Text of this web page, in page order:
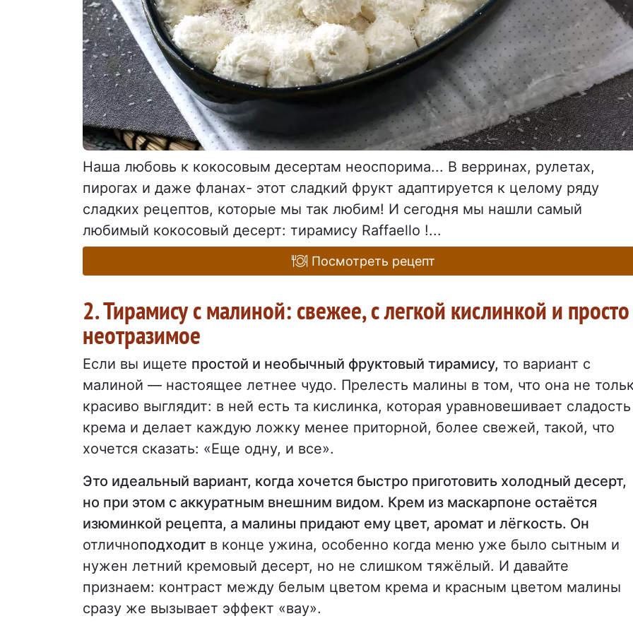
Наша любовь к кокосовым десертам неоспорима... В верринах, рулетах,
пирогах и даже фланах- этот сладкий фрукт адаптируется к целому ряду
сладких рецептов, которые мы так любим! И сегодня мы нашли самый
любимый кокосовый десерт: тирамису Raffaello !...
Посмотреть рецепт
2. Тирамису с малиной: свежее, с легкой кислинкой и просто
неотразимое
Если вы ищете простой и необычный фруктовый тирамису, то вариант с
малиной — настоящее летнее чудо. Прелесть малины в том, что она не
красиво выглядит: в ней есть та кислинка, которая уравновешивает сладость
крема и делает каждую ложку менее приторной, более свежей, такой, что
хочется сказать: «Еще одну, и все».
Это идеальный вариант, когда хочется быстро приготовить холодный десерт,
но при этом с аккуратным внешним видом. Крем из маскарпоне остаётся
изюминкой рецепта, а малины придают ему цвет, аромат и лёгкость. Он
отличноподходит в конце ужина, особенно когда меню уже было сытным и
нужен летний кремовый десерт, но не слишком тяжёлый. И давайте
признаем: контраст между белым цветом крема и красным цветом малины
сразу же вызывает эффект «вау».